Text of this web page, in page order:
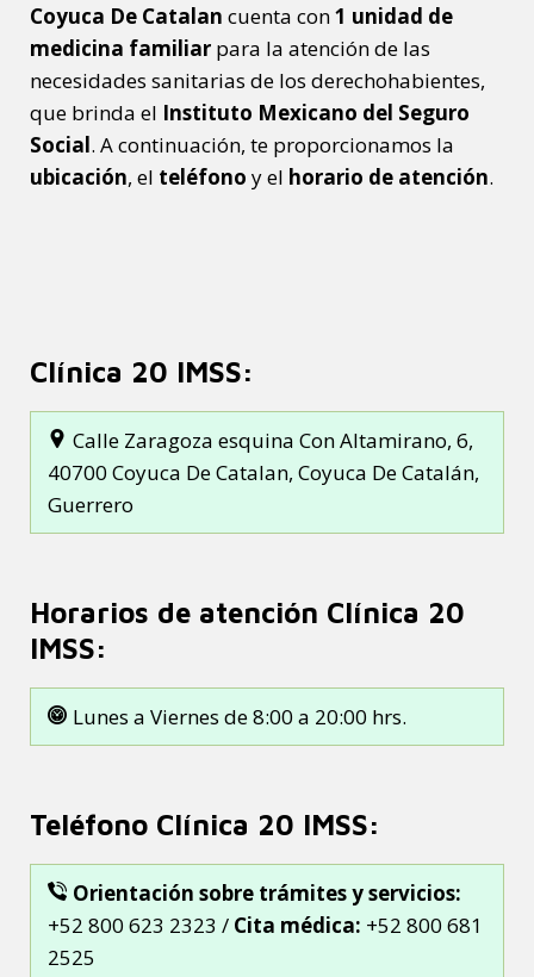
Coyuca De Catalan cuenta con1 unidad de
medicina familiar para la atención de las
necesidades sanitarias de los derechohabientes,
que brinda el Instituto Mexicano del Seguro
Social. A continuación, te proporcionamos la
ubicación, el teléfono y el horario de atención.
Clínica 20 IMSS:
Calle Zaragoza esquina Con Altamirano, 6,
40700 Coyuca De Catalan, Coyuca De Catalán,
Guerrero
Horarios de atención Clínica 20
IMSS:
Lunes a Viernes de 8:00 a 20:00 hrs.
Teléfono Clínica 20 IMSS:
Orientación sobre trámites y servicios:
+52 800 623 2323 / Cita médica: +52 800 681
2525